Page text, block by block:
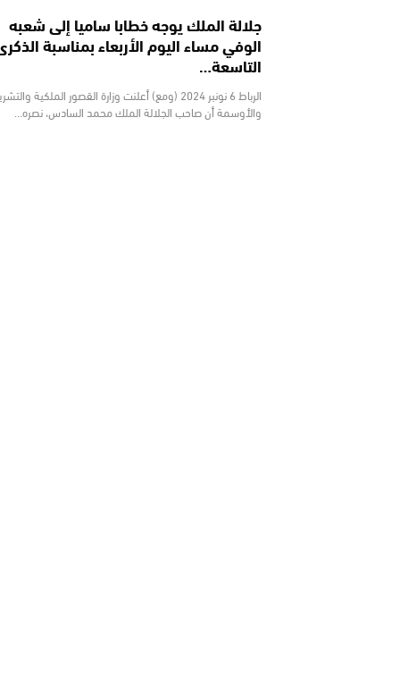
جلالة الملك يوجه خطابا ساميا إلى شعبه
الوفي مساء اليوم الأربعاء بمناسبة
التاسعة…
الرباط 6 نونبر 2024 (ومع) أعلنت وزارة القصور الملكية
والأوسمة أن صاحب الجلالة الملك محمد السادس، نصره…